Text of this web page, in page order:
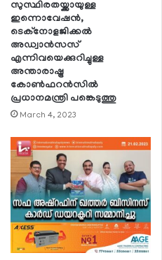
സുസ്ഥിരതയ്ക്കായുള്ള
ഇന്നൊവേഷന്‍,
ടെക്നോളജിക്കല്‍
അഡ്വാന്‍സസ്
എന്നിവയെക്കുറിച്ചുള്ള
അന്താരാഷ്ട്ര
കോണ്‍ഫറന്‍സില്‍
പ്രധാനമന്ത്രി പങ്കെടുത്തു
March 4, 2023